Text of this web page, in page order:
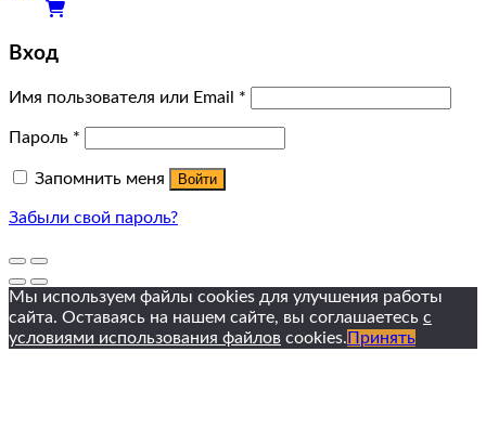
Вход
Имя пользователя или Email *
Пароль *
Запомнить меня Войти
Забыли свой пароль?
Мы используем файлы cookies для улучшения работы
сайта. Оставаясь на нашем сайте, вы соглашаетесь с
условиями использования файлов cookies. Принять